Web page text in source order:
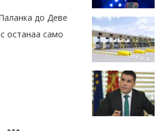
до Деве
останаа само